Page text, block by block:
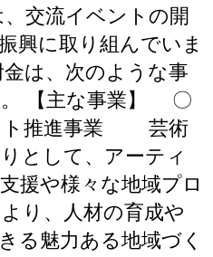
交流イベントの開
興に取り組んでいま
は、次のような事
。 【主な事業】 〇
ト推進事業 芸術
として、アーティ
援や様々な地域プロ
り、人材の育成や
る魅力ある地域づく